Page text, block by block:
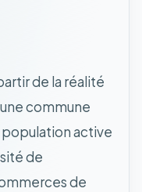
de la réalité
commune
active
de
de